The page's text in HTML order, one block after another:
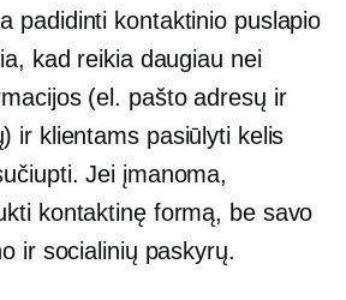
padidinti kontaktinio puslapio
kad reikia daugiau nei
(el. pašto adresų ir
ir klientams pasiūlyti kelis
Jei įmanoma,
kontaktinę formą, be savo
ir socialinių paskyrų.